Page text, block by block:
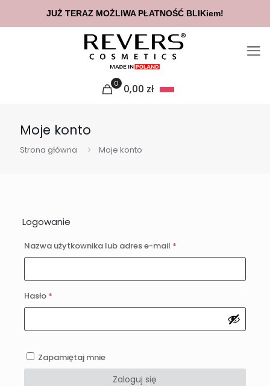
0 0,00 zł
Moje konto
Strona główna Moje konto
Logowanie
Nazwa użytkownika lub adres e-mail *Wymagane
Hasło *Wymagane
Zapamiętaj mnie
Zaloguj się
JUŻ TERAZ MOŻLIWA PŁATNOŚĆ BLIKiem!